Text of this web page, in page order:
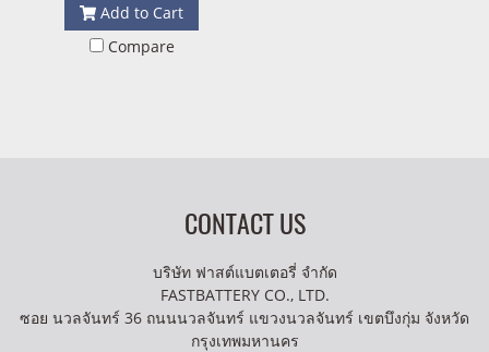
Add to Cart
Compare
CONTACT US
บริษัท ฟาสต์แบตเตอรี่ จำกัด
FASTBATTERY CO., LTD.
ซอย นวลจันทร์ 36 ถนนนวลจันทร์ แขวงนวลจันทร์ เขตบึงกุ่ม จังหวัด
กรุงเทพมหานคร